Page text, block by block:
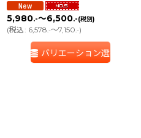
5,980.-～6,500.-(税別)
(税込: 6,578.-～7,150.-)
バリエーション選択